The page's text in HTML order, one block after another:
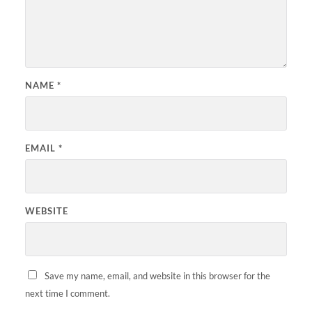
NAME *
EMAIL *
WEBSITE
Save my name, email, and website in this browser for the
next time I comment.